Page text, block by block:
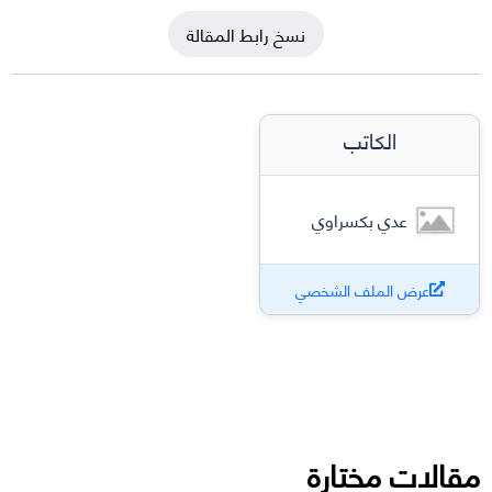
نسخ رابط المقالة
الكاتب
عدي بكسراوي
عرض الملف الشخصي
مقالات مختارة